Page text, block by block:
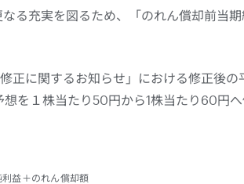
る充実を図るため、「のれん償却前当
正に関するお知らせ」における修正後
を１株当たり50円から1株当たり60円へ
利益＋のれん償却額